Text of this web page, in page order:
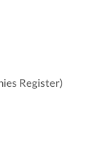
Register)